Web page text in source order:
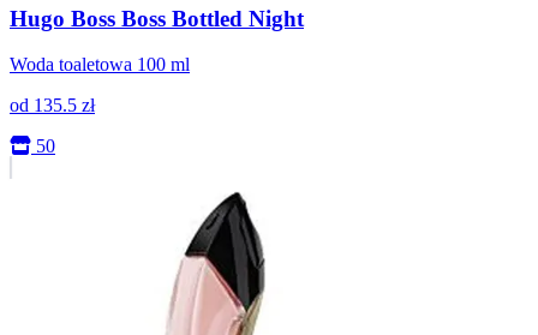
Hugo Boss Boss Bottled Night
Woda toaletowa 100 ml
od 135.5 zł
50